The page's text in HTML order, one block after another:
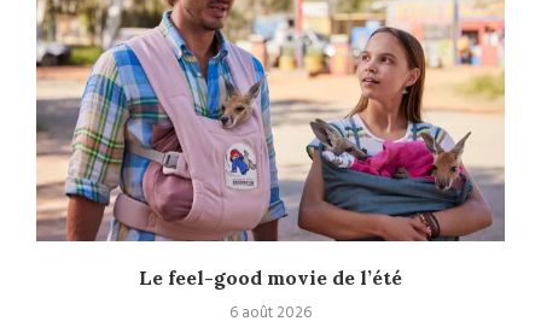
Le feel-good movie de l’été
6 août 2026